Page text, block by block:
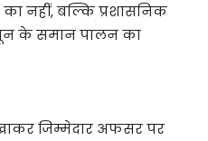
नहीं, बल्कि प्रशासनिक
के समान पालन का
जिम्मेदार अफसर पर